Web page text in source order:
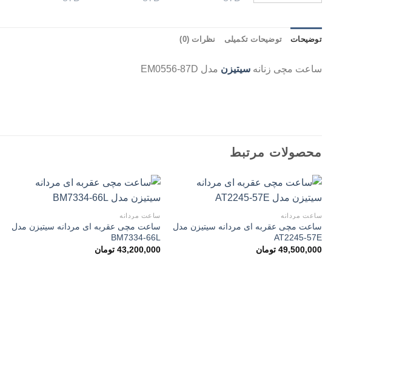
توضیحات توضیحات تکمیلی نظرات (0)
ساعت مچی زنانه سیتیزن مدل EM0556-87D
محصولات مرتبط
افزودن
ساعت مردانه
ساعت مچی عقربه ای مردانه سیتیزن مدل
AT2245-57E
49,500,000 تومان
افزودن
ساعت مردانه
ساعت مچی عقربه ای مردانه سیتیزن مدل
BM7334-66L
43,200,000 تومان